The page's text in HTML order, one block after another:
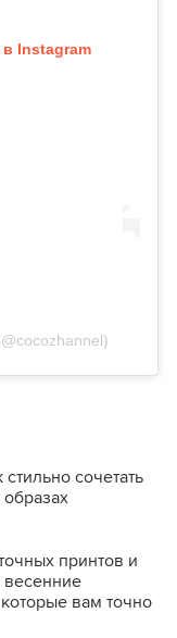
Instagram
сочетать
принтов и
вам точно